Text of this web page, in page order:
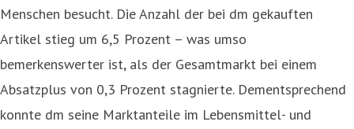
Menschen besucht. Die Anzahl der bei dm gekauften
Artikel stieg um 6,5 Prozent – was umso
bemerkenswerter ist, als der Gesamtmarkt bei einem
Absatzplus von 0,3 Prozent stagnierte. Dementsprechend
konnte dm seine Marktanteile im Lebensmittel- und